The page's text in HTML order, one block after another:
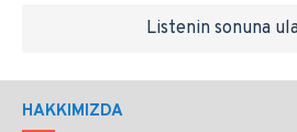
Listenin sonuna
HAKKIMIZDA